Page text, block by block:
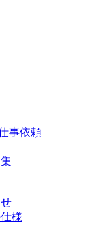
事依頼
様